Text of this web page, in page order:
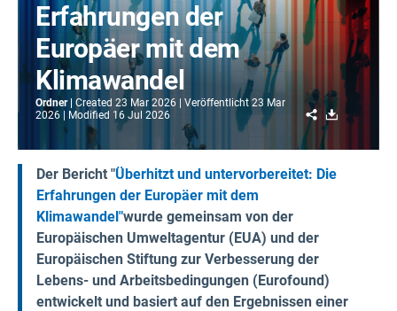
Erfahrungen der
Europäer mit dem
Klimawandel
Ordner Created 23 Mar 2026 Veröffentlicht 23 Mar
2026
Modified 16 Jul 2026 ShareDownload
Der Bericht "Überhitzt und untervorbereitet: Die
Erfahrungen der Europäer mit dem
Klimawandel"wurde gemeinsam von der
Europäischen Umweltagentur (EUA) und der
Europäischen Stiftung zur Verbesserung der
Lebens- und Arbeitsbedingungen (Eurofound)
entwickelt und basiert auf den Ergebnissen einer